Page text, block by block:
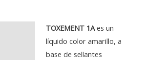
TOXEMENT 1Aes un
líquido color amarillo, a
base de sellantes